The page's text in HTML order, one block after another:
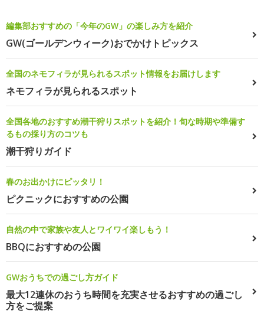
編集部おすすめの「今年のGW」の楽しみ方を紹介
GW(ゴールデンウィーク)おでかけトピックス
全国のネモフィラが見られるスポット情報をお届けします
ネモフィラが見られるスポット
全国各地のおすすめ潮干狩りスポットを紹介！旬な時期や準備す
るもの採り方のコツも
潮干狩りガイド
春のお出かけにピッタリ！
ピクニックにおすすめの公園
自然の中で家族や友人とワイワイ楽しもう！
BBQにおすすめの公園
GWおうちでの過ごし方ガイド
最大12連休のおうち時間を充実させるおすすめの過ごし
方をご提案